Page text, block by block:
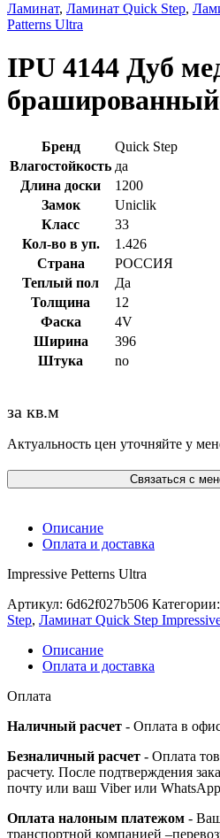
Ламинат, Ламинат Quick Step,
Patterns Ultra
IPU 4144 Дуб
Бренд
Quick Step
Влагостойкость да
Длина доски
1200
Замок
Uniclik
Класс
33
Кол-во в уп.
1.426
Страна
РОССИЯ
Теплый пол
Да
Толщина
12
Фаска
4V
Ширина
396
Штука
no
за кв.м
Актуальность цен уточняйте у
Связаться с
Описание
Оплата и доставка
Impressive Petterns Ultra
Артикул: 6d62f027b506 Категории:
Step, Ламинат Quick Step
Описание
Оплата и доставка
Оплата
Наличный расчет - Оплата в
Безналичный расчет - Оплата
расчету. После подтверждения
почту или ваш Viber или WhatsApp
Оплата налоным платежом - Ваш
транспортной компанией